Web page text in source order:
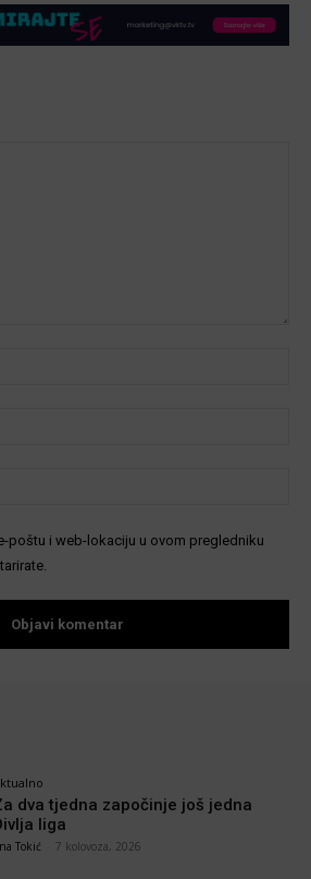
poštu i web-lokaciju u ovom pregledniku
dva tjedna započinje još jedna
liga
Tokić 7 kolovoza, 2026